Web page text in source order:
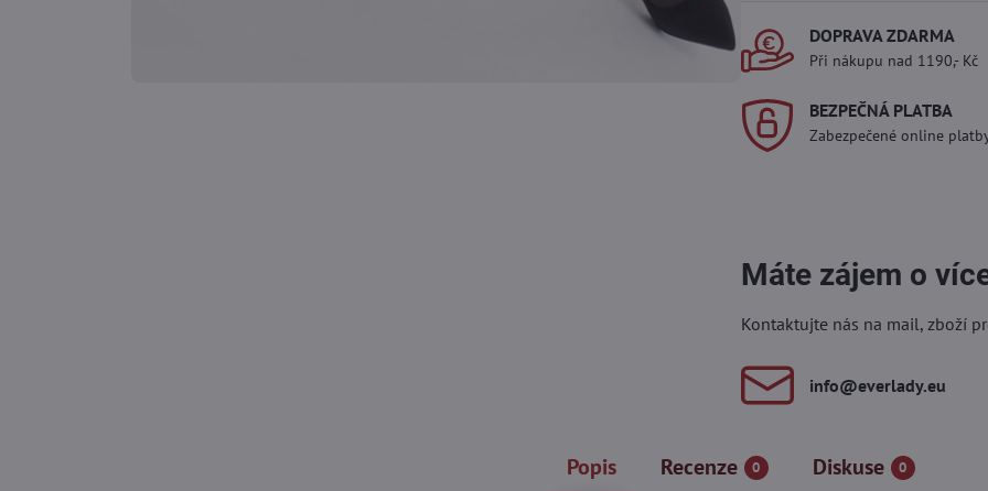
DOPRAVA ZDARMA
Při nákupu nad 1190,- Kč
BEZPEČNÁ PLATBA
Zabezpečené online
Máte zájem o
Kontaktujte nás na mail, zboží
info​@everlady​.eu
Popis Recenze 0 Diskuse 0